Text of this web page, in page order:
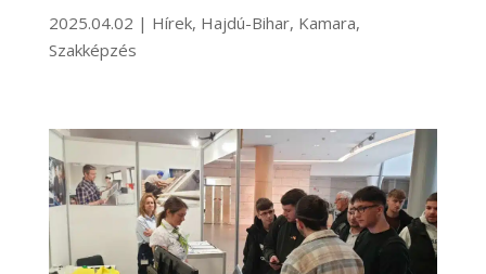
2025.04.02 | Hírek, Hajdú-Bihar, Kamara,
Szakképzés